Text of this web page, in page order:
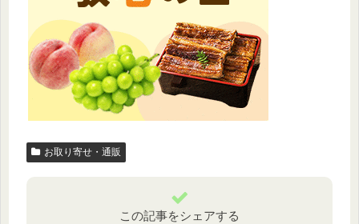
お取り寄せ・通販
この記事をシェアする